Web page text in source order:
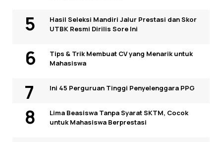
Hasil Seleksi Mandiri Jalur Prestasi dan Skor
UTBK Resmi Dirilis Sore Ini
Tips & Trik Membuat CV yang Menarik untuk
Mahasiswa
Ini 45 Perguruan Tinggi Penyelenggara PPG
Lima Beasiswa Tanpa Syarat SKTM, Cocok
untuk Mahasiswa Berprestasi